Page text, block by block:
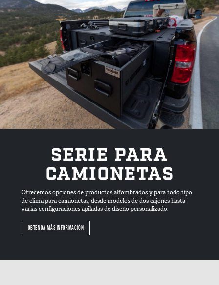
distribuidor
GSA
800-967-8107
SERIE PARA
CAMIONETAS
Ofrecemos opciones de productos alfombrados y para todo tipo
de clima para camionetas, desde modelos de dos cajones hasta
varias configuraciones apiladas de diseño personalizado.
OBTENGA MÁS INFORMACIÓN